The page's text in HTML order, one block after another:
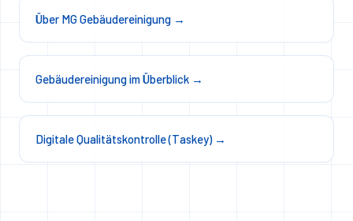
Über MG Gebäudereinigung →
Gebäudereinigung im Überblick →
Digitale Qualitätskontrolle (Taskey)→